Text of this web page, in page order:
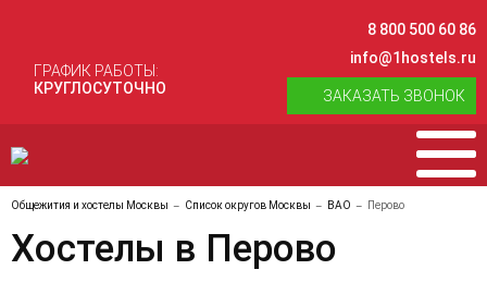
ГРАФИК РАБОТЫ:
КРУГЛОСУТОЧНО
8 800 500 60 86
info@1hostels.ru
ЗАКАЗАТЬ ЗВОНОК
Общежития и хостелы Москвы Список округов Москвы ВАО Перово
Хостелы в Перово